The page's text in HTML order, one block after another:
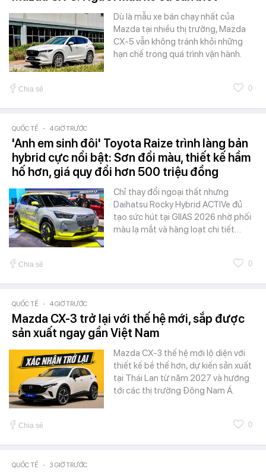
Dù là mẫu xe bán chạy nhất của
Mazda tại nhiều thị trường, Mazda
CX-5 vẫn không tránh khỏi những
hạn chế trong quá trình vận hành.
Chia sẻ 0
QUỐC TẾ - 4 GIỜ TRƯỚC
'Anh em sinh đôi' Toyota Raize trình làng bản
hybrid cực nổi bật: Sơn đổi màu, thiết kế hầm
hố hơn, giá quy đổi hơn 500 triệu đồng
Chỉ thay đổi ngoại thất nhưng
Daihatsu Rocky Hybrid ACTIVe đủ
tạo sức hút tại GIIAS 2026 nhờ phối
màu lạ mắt và hàng loạt chi tiết…
Chia sẻ 0
QUỐC TẾ - 4 GIỜ TRƯỚC
Mazda CX-3 trở lại với thế hệ mới, sắp được
sản xuất ngay gần Việt Nam
Mazda CX-3 thế hệ mới lộ diện với
thiết kế bề thế hơn, dự kiến sản xuất
tại Thái Lan từ năm 2027 và hướng
tới các thị trường Đông Nam Á.
Chia sẻ 0
QUỐC TẾ - 3 GIỜ TRƯỚC